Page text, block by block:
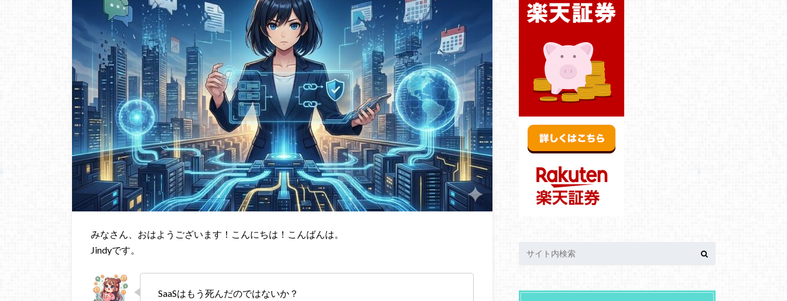
みなさん、おはようございます！こんにちは！こんばんは。
Jindyです。
SaaSはもう死んだのではないか？